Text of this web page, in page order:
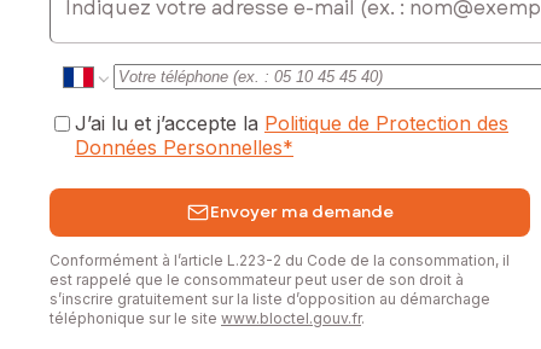
J’ai lu et j’accepte la Politique de Protection des
Données Personnelles*
Envoyer ma demande
Conformément à l’article L.223-2 du Code de la consommation, il
est rappelé que le consommateur peut user de son droit à
s’inscrire gratuitement sur la liste d’opposition au démarchage
téléphonique sur le site www.bloctel.gouv.fr.